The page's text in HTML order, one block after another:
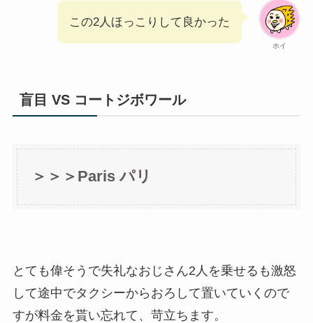
ホイ
この2人ほっこりして良かった
盲目 VS コートジボワール
＞＞＞Paris パリ
とても偉そうで失礼なおじさん2人を乗せるも激怒
して途中でタクシーからおろして置いていくので
すが料金を貰い忘れて、苛立ちます。